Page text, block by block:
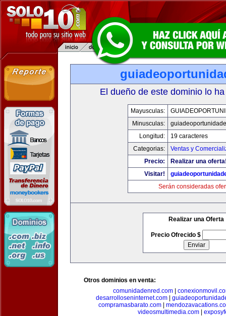
El dueño de este dominio lo
Mayusculas:
Minusculas:
Longitud:
19 caracteres
Categorias:
Ventas y
Precio:
Realizar una
Visitar!
Serán consideradas
Realizar una Oferta
Precio Ofrecido $
Otros dominios en venta:
comunidadenred.com|
desarrolloseninternet.com
compramasbarato.com|
videosmultimedia.com